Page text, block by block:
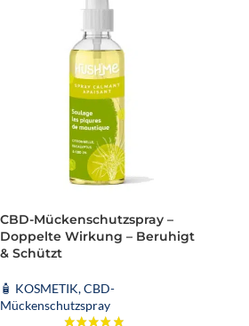
CBD-Mückenschutzspray –
Doppelte Wirkung – Beruhigt
& Schützt
🧴 KOSMETIK,CBD-
Mückenschutzspray